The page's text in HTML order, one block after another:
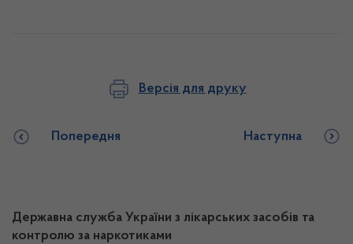
Версія для друку
Попередня Наступна
Державна служба України з лікарських засобів та
контролю за наркотиками